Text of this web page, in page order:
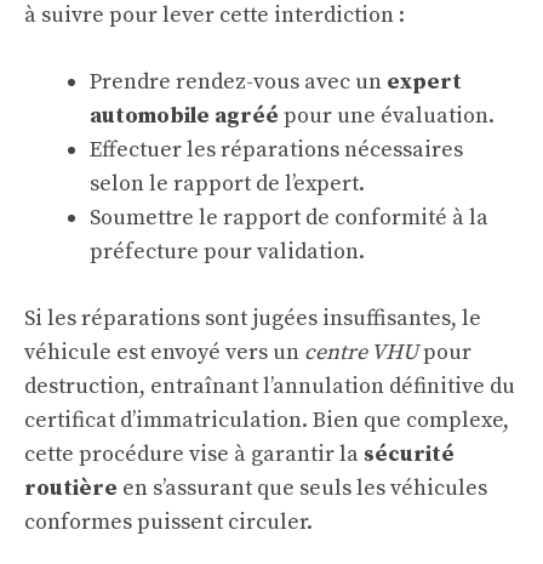
à suivre pour lever cette interdiction :
Prendre rendez-vous avec un expert
automobile agréé pour une évaluation.
Effectuer les réparations nécessaires
selon le rapport de l’expert.
Soumettre le rapport de conformité à la
préfecture pour validation.
Si les réparations sont jugées insuffisantes, le
véhicule est envoyé vers un centre VHUpour
destruction, entraînant l’annulation définitive du
certificat d’immatriculation. Bien que complexe,
cette procédure vise à garantir la sécurité
routière en s’assurant que seuls les véhicules
conformes puissent circuler.